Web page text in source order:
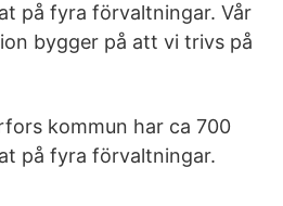
på fyra förvaltningar. Vår
bygger på att vi trivs på
kommun har ca 700
på fyra förvaltningar.